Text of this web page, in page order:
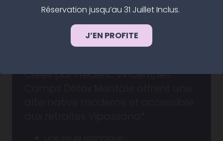
Créés par Frédéric Vincent, les
Réservation jusqu’au 31 Juillet Inclus.
J’EN PROFITE